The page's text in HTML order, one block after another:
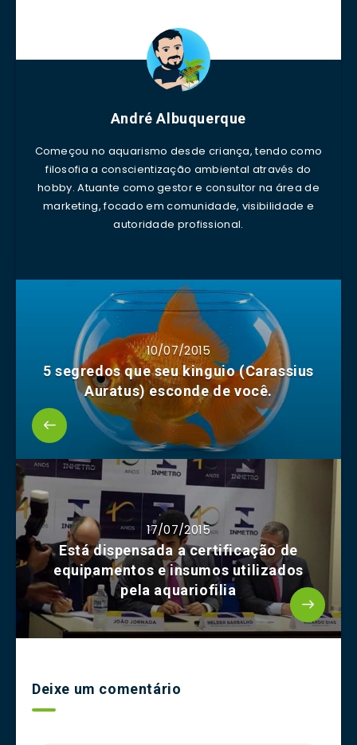
André Albuquerque
Começou no aquarismo desde criança, tendo como
filosofia a conscientização ambiental através do
hobby. Atuante como gestor e consultor na área de
marketing, focado em comunidade, visibilidade e
autoridade profissional.
10/07/2015
5 segredos que seu kinguio (Carassius
Auratus) esconde de você.
17/07/2015
Está dispensada a certificação de
equipamentos e insumos utilizados
pela aquariofilia
Deixe um comentário